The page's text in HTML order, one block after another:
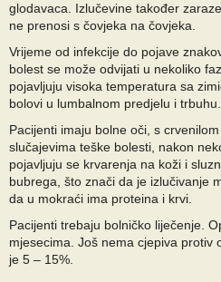
glodavaca. Izlučevine također
ne prenosi s čovjeka na čovjeka.
Vrijeme od infekcije do pojave
bolest se može odvijati u nekoliko
pojavljuju visoka temperatura sa
bolovi u lumbalnom predjelu i trbuhu.
Pacijenti imaju bolne oči, s
slučajevima teške bolesti, nakon
pojavljuju se krvarenja na koži i
bubrega, što znači da je izlučivanje
da u mokraći ima proteina i krvi.
Pacijenti trebaju bolničko liječenje.
mjesecima. Još nema cjepiva protiv
je 5 – 15%.